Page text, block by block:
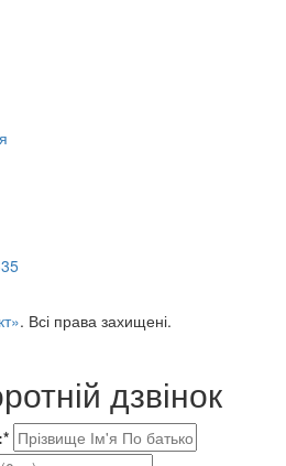
. Всі права захищені.
дзвінок